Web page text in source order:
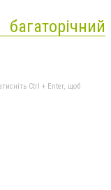
Ctrl + Enter, щоб